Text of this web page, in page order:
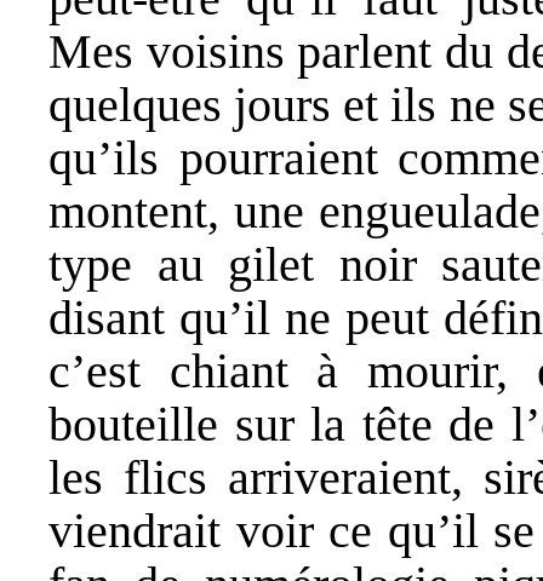
Mes voisins parlent du
quelques jours et ils ne
qu’ils pourraient
montent, une
type au gilet noir
disant qu’il ne peut
c’est chiant à mourir,
bouteille sur la tête de
les flics arriveraient,
viendrait voir ce qu’il